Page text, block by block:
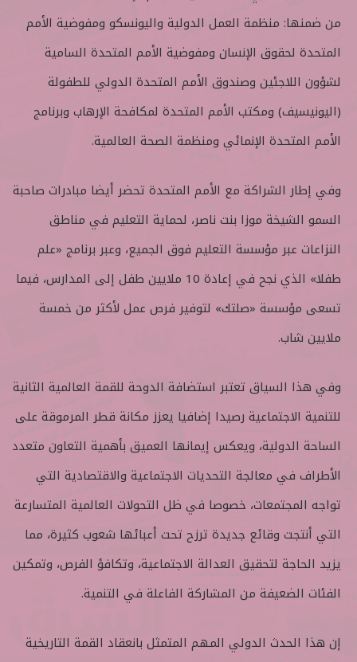
من ضمنها: منظمة العمل الدولية واليونسكو ومفوضية الأمم
المتحدة لحقوق الإنسان ومفوضية الأمم المتحدة السامية
لشؤون اللاجئين وصندوق الأمم المتحدة الدولي للطفولة
(اليونيسيف) ومكتب الأمم المتحدة لمكافحة الإرهاب وبرنامج
الأمم المتحدة الإنمائي ومنظمة الصحة العالمية.
وفي إطار الشراكة مع الأمم المتحدة تحضر أيضا مبادرات صاحبة
السمو الشيخة موزا بنت ناصر، لحماية التعليم في مناطق
النزاعات عبر مؤسسة التعليم فوق الجميع، وعبر برنامج «علم
طفلا» الذي نجح في إعادة 10 ملايين طفل إلى المدارس، فيما
تسعى مؤسسة «صلتك» لتوفير فرص عمل لأكثر من خمسة
ملايين شاب.
وفي هذا السياق تعتبر استضافة الدوحة للقمة العالمية الثانية
للتنمية الاجتماعية رصيدا إضافيا يعزز مكانة قطر المرموقة على
الساحة الدولية، ويعكس إيمانها العميق بأهمية التعاون متعدد
الأطراف في معالجة التحديات الاجتماعية والاقتصادية التي
تواجه المجتمعات، خصوصا في ظل التحولات العالمية المتسارعة
التي أنتجت وقائع جديدة ترزح تحت أعبائها شعوب كثيرة، مما
يزيد الحاجة لتحقيق العدالة الاجتماعية، وتكافؤ الفرص، وتمكين
الفئات الضعيفة من المشاركة الفاعلة في التنمية.
إن هذا الحدث الدولي المهم المتمثل بانعقاد القمة التاريخية